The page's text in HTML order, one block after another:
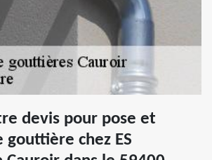
devis pour pose et
gouttière chez ES